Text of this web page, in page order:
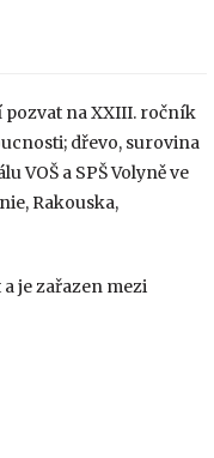
pozvat na XXIII. ročník
dřevo, surovina
VOŠ a SPŠ Volyně ve
Rakouska,
je zařazen mezi